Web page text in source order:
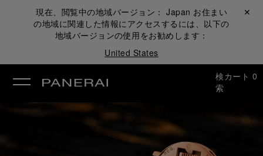
現在、閲覧中の地域バージョン： Japan お住まい
の地域に関連した情報にアクセスするには、以下の
地域バージョンの使用をお勧めします：
United States
閉じる ✕
検
索
カート 0